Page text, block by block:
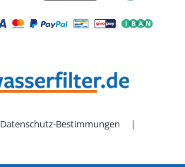
Datenschutz-Bestimmungen
|